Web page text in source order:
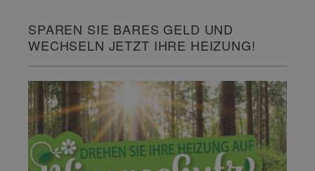
SPAREN SIE BARES GELD UND
WECHSELN JETZT IHRE HEIZUNG!